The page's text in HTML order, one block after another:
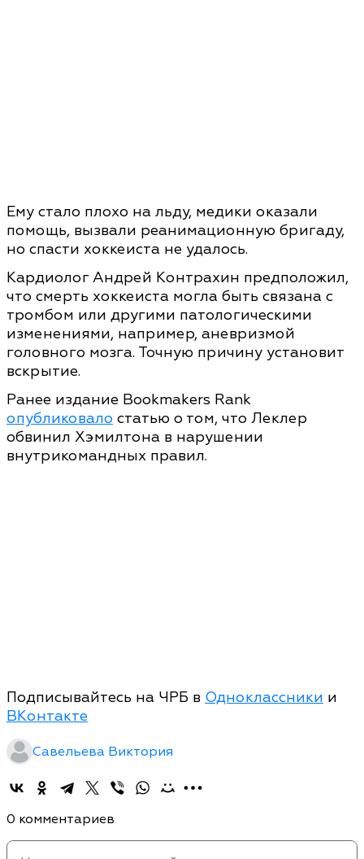
Ему стало плохо на льду, медики оказали
помощь, вызвали реанимационную бригаду,
но спасти хоккеиста не удалось.
Кардиолог Андрей Контрахин предположил,
что смерть хоккеиста могла быть связана с
тромбом или другими патологическими
изменениями, например, аневризмой
головного мозга. Точную причину установит
вскрытие.
Ранее издание Bookmakers Rank
опубликовало статью о том, что Леклер
обвинил Хэмилтона в нарушении
внутрикомандных правил.
Подписывайтесь на ЧРБ в Одноклассники и
ВКонтакте
Савельева Виктория
0 комментариев